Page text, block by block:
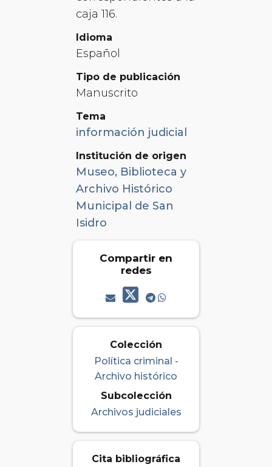
caja 116.
Idioma
Español
Tipo de publicación
Manuscrito
Tema
información judicial
Institución de origen
Museo, Biblioteca y
Archivo Histórico
Municipal de San
Isidro
Compartir en
redes
Colección
Política criminal -
Archivo histórico
Subcolección
Archivos judiciales
Cita bibliográfica